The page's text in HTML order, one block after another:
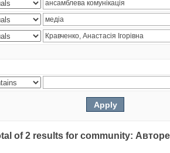
of 2 results for community: